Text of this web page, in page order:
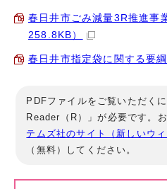
春日井市ごみ減量3R推進事
258.8KB）
春日井市指定袋に関する要
PDFファイルをご覧いただく
Reader（R）」が必要です。
テムズ社のサイト（新しいウ
（無料）してください。